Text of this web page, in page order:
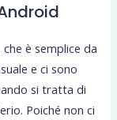
che è semplice da
e ci sono
si tratta di
Poiché non ci